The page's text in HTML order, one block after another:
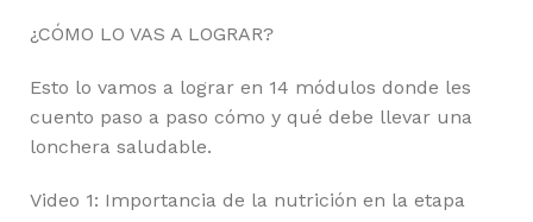
¿CÓMO LO VAS A LOGRAR?
Esto lo vamos a lograr en 14 módulos donde les
cuento paso a paso cómo y qué debe llevar una
lonchera saludable.
Video 1: Importancia de la nutrición en la etapa